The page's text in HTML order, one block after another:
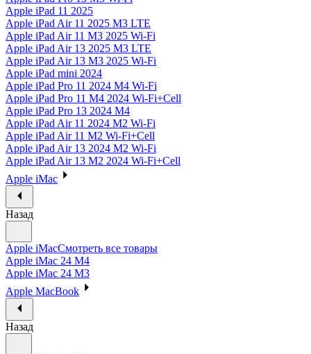
Apple iPad 11 2025
Apple iPad Air 11 2025 M3 LTE
Apple iPad Air 11 M3 2025 Wi-Fi
Apple iPad Air 13 2025 M3 LTE
Apple iPad Air 13 M3 2025 Wi-Fi
Apple iPad mini 2024
Apple iPad Pro 11 2024 M4 Wi-Fi
Apple iPad Pro 11 M4 2024 Wi-Fi+Cell
Apple iPad Pro 13 2024 M4
Apple iPad Air 11 2024 M2 Wi-Fi
Apple iPad Air 11 M2 Wi-Fi+Cell
Apple iPad Air 13 2024 M2 Wi-Fi
Apple iPad Air 13 M2 2024 Wi-Fi+Cell
Apple iMac
Назад
Apple iMacСмотреть все товары
Apple iMac 24 M4
Apple iMac 24 M3
Apple MacBook
Назад